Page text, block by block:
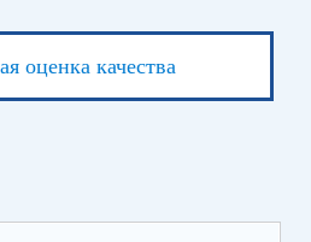
оценка качества